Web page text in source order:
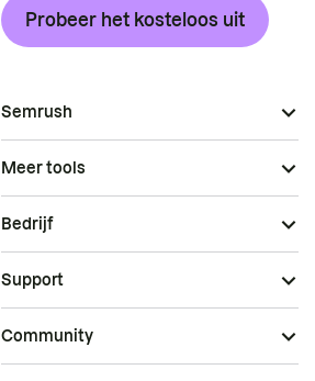
Probeer het kosteloos uit
Semrush
Meer tools
Bedrijf
Support
Community